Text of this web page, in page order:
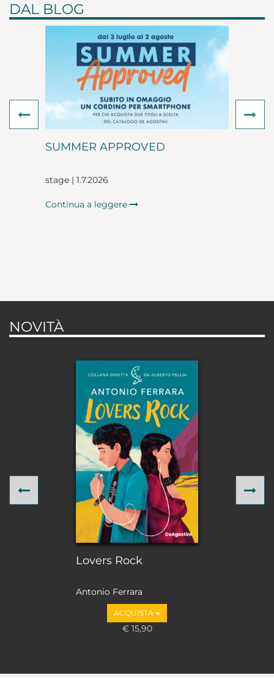
DAL BLOG
SUMMER APPROVED
stage | 1.7.2026
Continua a leggere
Previous
NOVITÀ
Lovers Rock
Antonio Ferrara
ACQUISTA
€ 15,90
Previous